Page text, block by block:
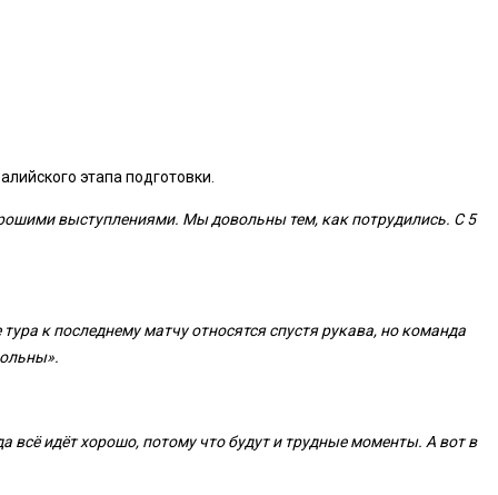
этапа подготовки.
выступлениями. Мы довольны тем, как потрудились. С 5
к последнему матчу относятся спустя рукава, но команда
идёт хорошо, потому что будут и трудные моменты. А вот в